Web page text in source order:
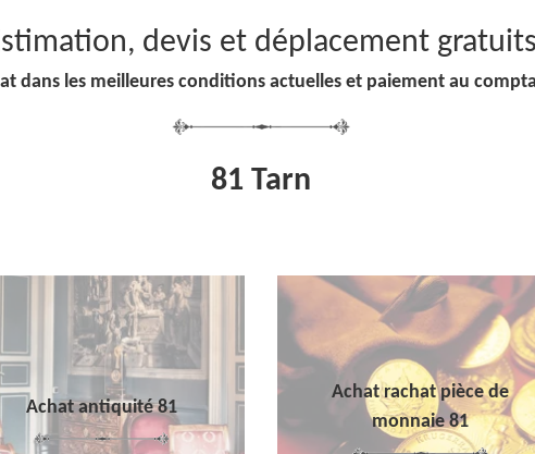
devis et déplacement gratuits
dans les meilleures conditions actuelles et paiement au
81 Tarn
Achat antiquité 81
Achat rachat pièce de
monnaie 81